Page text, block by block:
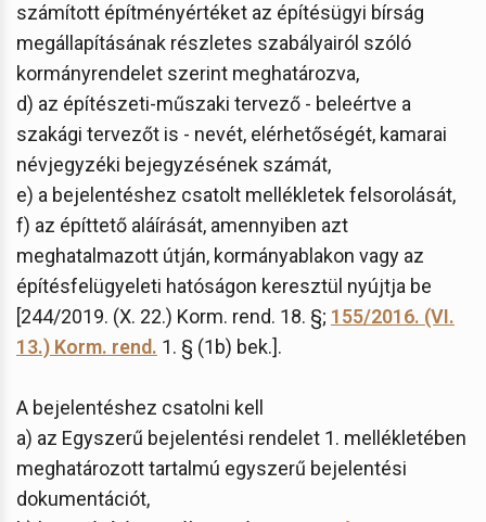
számított építményértéket az építésügyi bírság
megállapításának részletes szabályairól szóló
kormányrendelet szerint meghatározva,
d) az építészeti-műszaki tervező - beleértve a
szakági tervezőt is - nevét, elérhetőségét, kamarai
névjegyzéki bejegyzésének számát,
e) a bejelentéshez csatolt mellékletek felsorolását,
f) az építtető aláírását, amennyiben azt
meghatalmazott útján, kormányablakon vagy az
építésfelügyeleti hatóságon keresztül nyújtja be
[244/2019. (X. 22.) Korm. rend. 18. §; 155/2016. (VI.
13.) Korm. rend. 1. § (1b) bek.].
A bejelentéshez csatolni kell
a) az Egyszerű bejelentési rendelet 1. mellékletében
meghatározott tartalmú egyszerű bejelentési
dokumentációt,